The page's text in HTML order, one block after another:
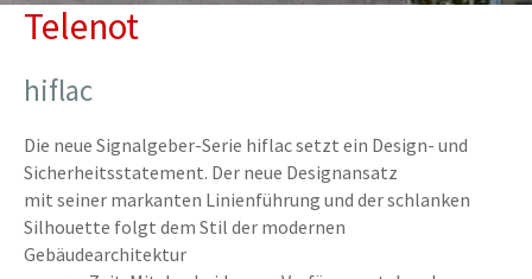
Telenot
hiflac
Die neue Signalgeber-Serie hiflac setzt ein Design- und
Sicherheitsstatement. Der neue Designansatz
mit seiner markanten Linienführung und der schlanken
Silhouette folgt dem Stil der modernen
Gebäudearchitektur